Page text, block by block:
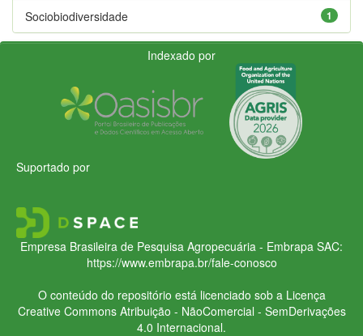
1
Sociobiodiversidade
Indexado por
Suportado por
Empresa Brasileira de Pesquisa Agropecuária - Embrapa SAC:
https://www.embrapa.br/fale-conosco
O conteúdo do repositório está licenciado sob a Licença
Creative CommonsAtribuição - NãoComercial - SemDerivações
4.0 Internacional.